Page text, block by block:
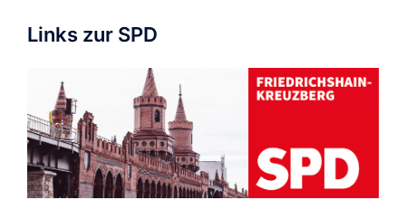
Links zur SPD